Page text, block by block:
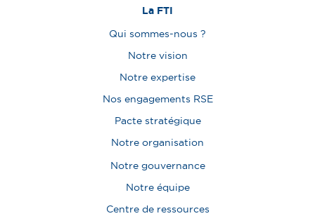
La FTI
Qui sommes-nous ?
Notre vision
Notre expertise
Nos engagements RSE
Pacte stratégique
Notre organisation
Notre gouvernance
Notre équipe
Centre de ressources